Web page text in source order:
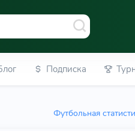
Подписка
Футбольная